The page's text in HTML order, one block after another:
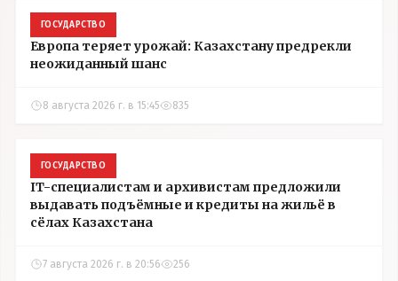
ГОСУДАРСТВО
Европа теряет урожай: Казахстану предрекли
неожиданный шанс
8 августа 2026 г. в 15:45 835
ГОСУДАРСТВО
IT-специалистам и архивистам предложили
выдавать подъёмные и кредиты на жильё в
сёлах Казахстана
7 августа 2026 г. в 20:56 256